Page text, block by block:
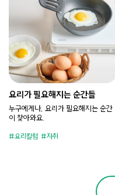
요리가 필요해지는 순간들
누구에게나, 요리가 필요해지는 순간
이 찾아와요.
요리칼럼 자취